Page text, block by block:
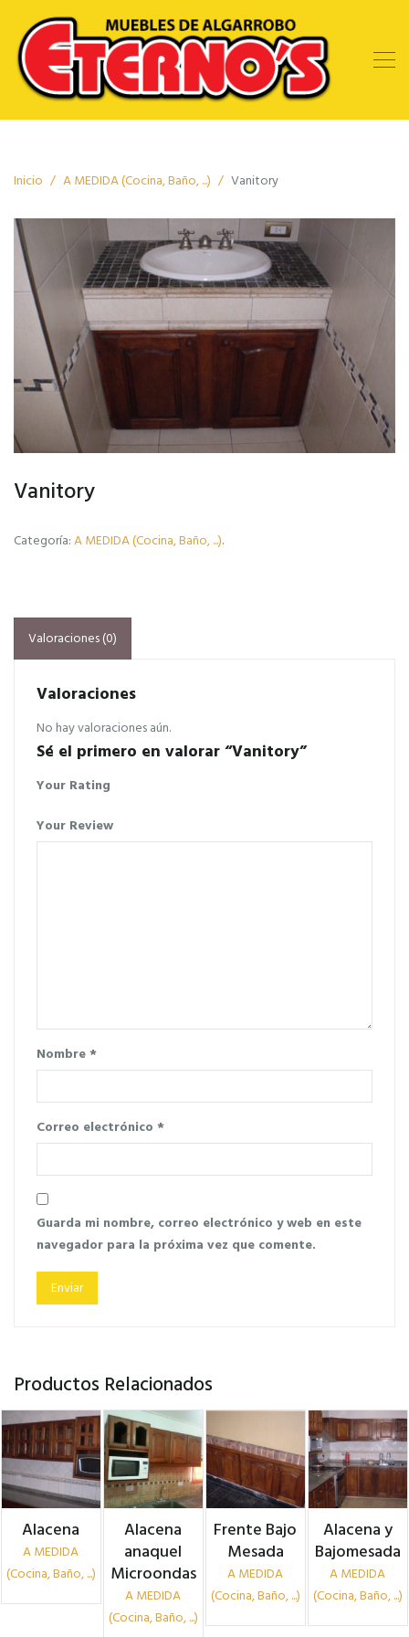
Inicio A MEDIDA (Cocina, Baño, ...) Vanitory
Vanitory
Categoría:A MEDIDA (Cocina, Baño, ...).
Valoraciones (0)
Valoraciones
No hay valoraciones aún.
Sé el primero en valorar “Vanitory”
Your Rating
Your Review
Nombre*
Correo electrónico *
Guarda mi nombre, correo electrónico y web en este
navegador para la próxima vez que comente.
Productos Relacionados
Alacena
A MEDIDA
(Cocina, Baño, ...)
Alacena
anaquel
Microondas
A MEDIDA
(Cocina, Baño, ...)
Frente Bajo
Mesada
A MEDIDA
(Cocina, Baño, ...)
Alacena y
Bajomesada
A MEDIDA
(Cocina, Baño, ...)